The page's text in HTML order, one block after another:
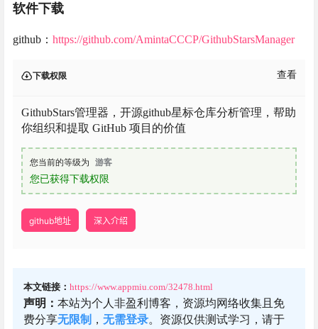
软件下载
github： https://github.com/AmintaCCCP/GithubStarsManager
下载权限 查看
GithubStars管理器，开源github星标仓库分析管理，帮助
你组织和提取 GitHub 项目的价值
您当前的等级为 游客
您已获得下载权限
github地址 深入介绍
本文链接： https://www.appmiu.com/32478.html
声明： 本站为个人非盈利博客，资源均网络收集且免
费分享无限制 ， 无需登录。资源仅供测试学习，请于